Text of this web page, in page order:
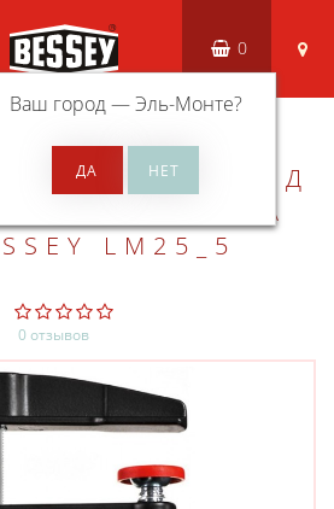
Ваш город —Эль-Монте?
0
ЛИТЬЕМ ПОД
СТРУБЦИНА
LM25_5
0 отзывов